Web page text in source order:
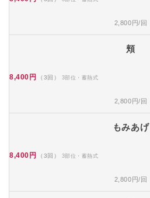
2,800円/回
頬
8,400円 （3回） 3部位・蓄熱式
2,800円/回
もみあげ
8,400円 （3回） 3部位・蓄熱式
2,800円/回